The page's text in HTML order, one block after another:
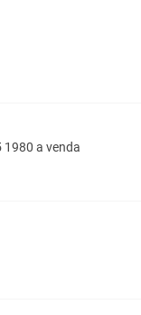
a venda